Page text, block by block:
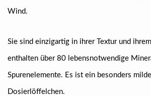
Wind.
Sie sind einzigartig in ihrer Textur und
enthalten über 80 lebensnotwendige
Spurenelemente. Es ist ein besonders
Dosierlöffelchen.